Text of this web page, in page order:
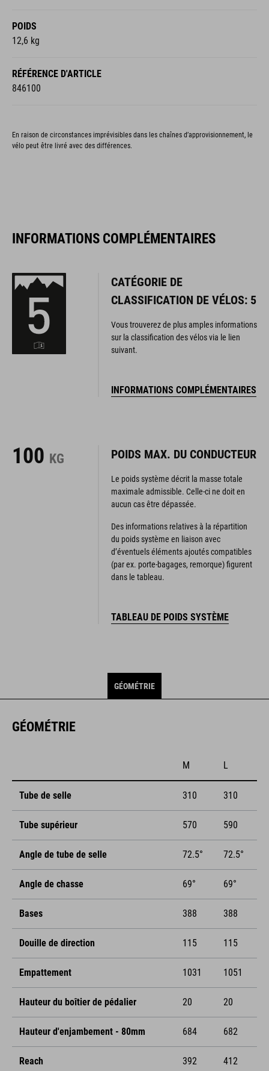
POIDS
12,6 kg
RÉFÉRENCE D'ARTICLE
846100
En raison de circonstances imprévisibles dans les chaînes d’approvisionnement, le
vélo peut être livré avec des différences.
INFORMATIONS COMPLÉMENTAIRES
CATÉGORIE DE
CLASSIFICATION DE VÉLOS: 5
Vous trouverez de plus amples informations
sur la classification des vélos via le lien
suivant.
INFORMATIONS COMPLÉMENTAIRES
100 KG POIDS MAX. DU CONDUCTEUR
Le poids système décrit la masse totale
maximale admissible. Celle-ci ne doit en
aucun cas être dépassée.
Des informations relatives à la répartition
du poids système en liaison avec
d’éventuels éléments ajoutés compatibles
(par ex. porte-bagages, remorque) figurent
dans le tableau.
TABLEAU DE POIDS SYSTÈME
GÉOMÉTRIE
GÉOMÉTRIE
M L
Tube de selle 310 310
Tube supérieur 570 590
Angle de tube de selle 72.5° 72.5°
Angle de chasse 69° 69°
Bases 388 388
Douille de direction 115 115
Empattement 1031 1051
Hauteur du boîtier de pédalier 20 20
Hauteur d'enjambement - 80mm 684 682
Reach 392 412